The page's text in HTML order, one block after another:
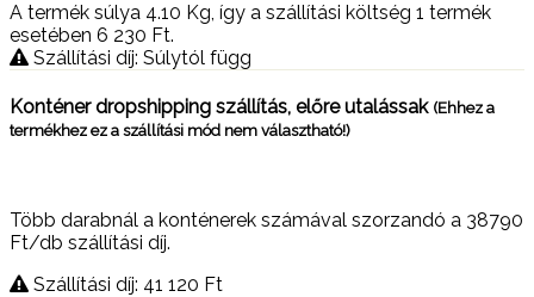
A termék súlya 4.10 Kg, így a szállítási költség 1 termék
esetében 6 230 Ft.
Szállítási díj: Súlytól függ
Konténer dropshipping szállítás, előre utalássak (Ehhez a
termékhez ez a szállítási mód nem választható!)
Több darabnál a konténerek számával szorzandó a 38790
Ft/db szállítási díj.
Szállítási díj: 41 120 Ft